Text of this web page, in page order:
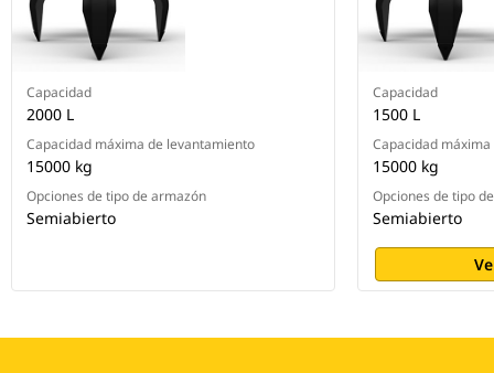
Capacidad
2000 L
Capacidad máxima de levantamiento
15000 kg
Opciones de tipo de armazón
Semiabierto
Capacidad
1500 L
Capacidad
15000 kg
Opciones de tipo
Semiabierto